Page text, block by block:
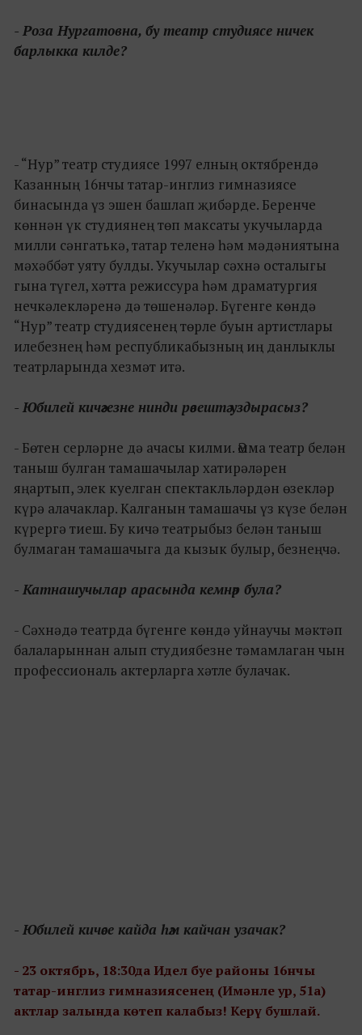
- Роза Нургатовна, бу театр студиясе ничек
барлыкка килде?
- “Нур” театр студиясе 1997 елның октябрендә
Казанның 16нчы татар-инглиз гимназиясе
бинасында үз эшен башлап җибәрде. Беренче
көннән үк студиянең төп максаты укучыларда
милли сәнгатькә, татар теленә һәм мәдәниятына
мәхәббәт уяту булды. Укучылар сәхнә осталыгы
гына түгел, хәтта режиссура һәм драматургия
нечкәлекләренә дә төшенәләр. Бүгенге көндә
“Нур” театр студиясенең төрле буын артистлары
илебезнең һәм республикабызның иң данлыклы
театрларында хезмәт итә.
- Юбилей кичәгезне нинди рәвештә уздырасыз?
- Бөтен серләрне дә ачасы килми. Әмма театр белән
таныш булган тамашачылар хатирәләрен
яңартып, элек куелган спектакльләрдән өзекләр
күрә алачаклар. Калганын тамашачы үз күзе белән
күрергә тиеш. Бу кичә театрыбыз белән таныш
булмаган тамашачыга да кызык булыр, безнеңчә.
- Катнашучылар арасында кемнәр була?
- Сәхнәдә театрда бүгенге көндә уйнаучы мәктәп
балаларыннан алып студиябезне тәмамлаган чын
профессиональ актерларга хәтле булачак.
- Юбилей кичәсе кайда һәм кайчан узачак?
- 23 октябрь, 18:30да Идел буе районы 16нчы
татар-инглиз гимназиясенең (Имәнле ур, 51а)
актлар залында көтеп калабыз! Керү бушлай.